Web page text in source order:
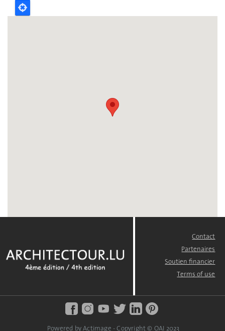
Contact
Partenaires
Soutien financier
Terms of use
Powered by Actimage - Copyright © OAI 2023